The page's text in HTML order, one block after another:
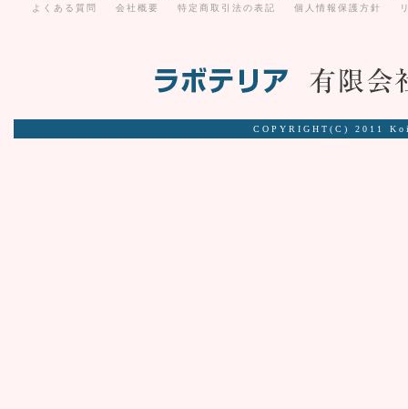
よくある質問
会社概要 特定商取引法の表記 個人情報保護方針
COPYRIGHT(C) 2011